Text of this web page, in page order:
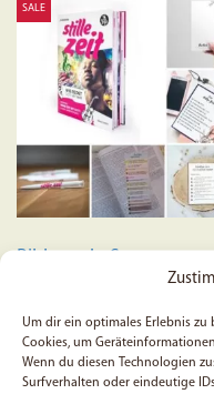
Um dir ein optimales Erlebnis
Cookies, um
Wenn du diesen Technologien
Surfverhalten oder eindeutige
SALE